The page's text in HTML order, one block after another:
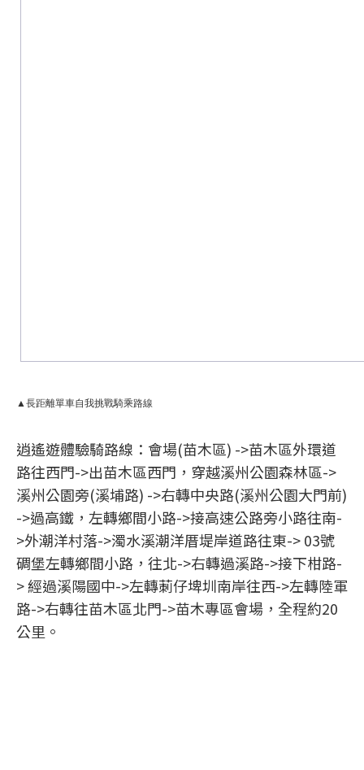
▲長距離單車自我挑戰騎乘路線
逍遙遊體驗騎路線：會場(苗木區) ->苗木區外環道
路往西門->出苗木區西門，穿越溪州公園森林區->
溪州公園旁(溪埔路) ->右轉中央路(溪州公園大門前)
->過高鐵，左轉鄉間小路->接高速公路旁小路往南-
>外潮洋村落->濁水溪潮洋厝堤岸道路往東-> 03號
碉堡左轉鄉間小路，往北->右轉過溪路->接下柑路-
> 經過溪陽國中->左轉莿仔埤圳南岸往西->左轉陸軍
路->右轉往苗木區北門->苗木專區會場，全程約20
公里。